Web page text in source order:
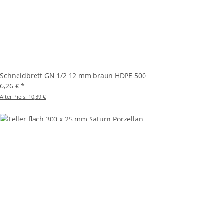
Schneidbrett GN 1/2 12 mm braun HDPE 500
6,26 € *
Alter Preis: 10,39 €